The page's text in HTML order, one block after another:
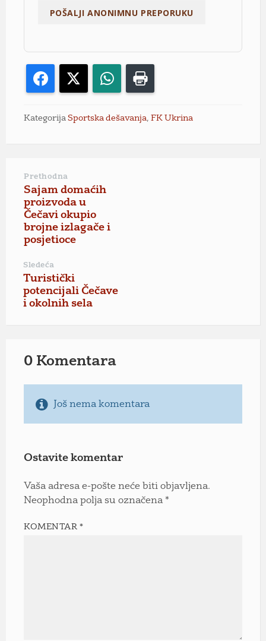
Facebook WhatsApp
Kategorija Sportska dešavanja, FK Ukrina
Prethodna
Sajam domaćih
proizvoda u
Čečavi okupio
brojne izlagače i
posjetioce
Sledeća
Turistički
potencijali Čečave
i okolnih sela
0 Komentara
Još nema komentara
Ostavite komentar
Vaša adresa e-pošte neće biti objavljena.
Neophodna polja su označena *
KOMENTAR*